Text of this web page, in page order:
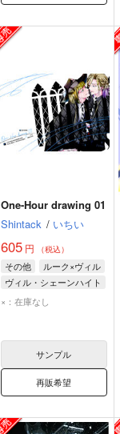
One-Hour drawing 01
Shintack / いちい
605 円 （税込）
その他
ルーク×ヴィル
ヴィル・シェーンハイト
ルーク・ハント
×：在庫なし
サンプル
再販希望